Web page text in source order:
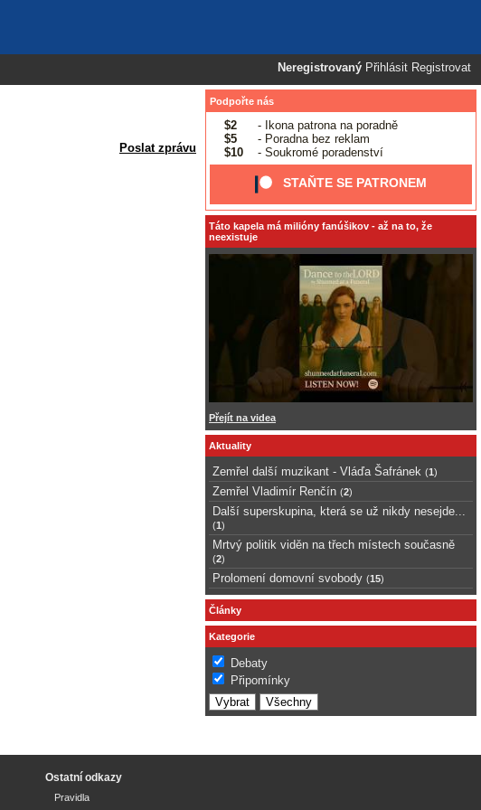
Neregistrovaný Přihlásit Registrovat
Poslat zprávu
Podpořte nás
$2
- Ikona patrona na poradně
$5
- Poradna bez reklam
$10
- Soukromé poradenství
STAŇTE SE PATRONEM
Táto kapela má milióny fanúšikov - až na to, že
neexistuje
Přejít na videa
Aktuality
Zemřel další muzikant - Vláďa Šafránek (1 )
Zemřel Vladimír Renčín (2)
Další superskupina, která se už nikdy nesejde...
(1 )
Mrtvý politik viděn na třech místech současně
(2)
Prolomení domovní svobody (15)
Články
Kategorie
Debaty
Připomínky
Ostatní odkazy
Pravidla